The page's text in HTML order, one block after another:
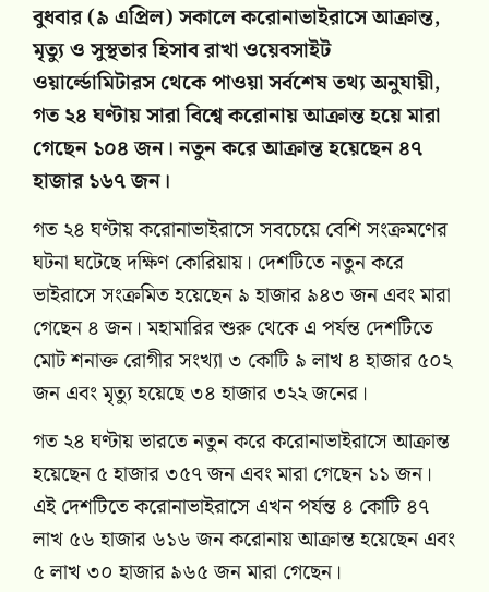
বুধবার (৯ এপ্রিল) সকালে করোনাভাইরাসে আক্রান্ত,
মৃত্যু ও সুস্থতার হিসাব রাখা ওয়েবসাইট
ওয়ার্ল্ডোমিটারস থেকে পাওয়া সর্বশেষ তথ্য অনুযায়ী,
গত ২৪ ঘণ্টায় সারা বিশ্বে করোনায় আক্রান্ত হয়ে মারা
গেছেন ১০৪ জন। নতুন করে আক্রান্ত হয়েছেন ৪৭
হাজার ১৬৭ জন।
গত ২৪ ঘণ্টায় করোনাভাইরাসে সবচেয়ে বেশি সংক্রমণের
ঘটনা ঘটেছে দক্ষিণ কোরিয়ায়। দেশটিতে নতুন করে
ভাইরাসে সংক্রমিত হয়েছেন ৯ হাজার ৯৪৩ জন এবং মারা
গেছেন ৪ জন। মহামারির শুরু থেকে এ পর্যন্ত দেশটিতে
মোট শনাক্ত রোগীর সংখ্যা ৩ কোটি ৯ লাখ ৪ হাজার ৫০২
জন এবং মৃত্যু হয়েছে ৩৪ হাজার ৩২২ জনের।
গত ২৪ ঘণ্টায় ভারতে নতুন করে করোনাভাইরাসে আক্রান্ত
হয়েছেন ৫ হাজার ৩৫৭ জন এবং মারা গেছেন ১১ জন।
এই দেশটিতে করোনাভাইরাসে এখন পর্যন্ত ৪ কোটি ৪৭
লাখ ৫৬ হাজার ৬১৬ জন করোনায় আক্রান্ত হয়েছেন এবং
৫ লাখ ৩০ হাজার ৯৬৫ জন মারা গেছেন।